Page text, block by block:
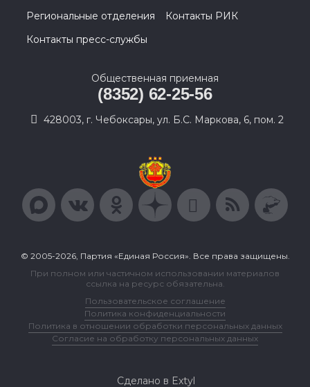
Региональные отделения
Контакты РИК
Контакты пресс-службы
Общественная приемная
(8352) 62-25-56
428003, г. Чебоксары, ул. Б.С. Маркова, 6, пом. 2
© 2005-2026, Партия «Единая Россия». Все права защищены.
При полном или частичном использовании материалов
ссылка на ресурс обязательна.
Пользовательское соглашение
Политика конфиденциальности
Политика в отношении обработки персональных данных
Согласие на обработку персональных данных
Сделано в Extyl